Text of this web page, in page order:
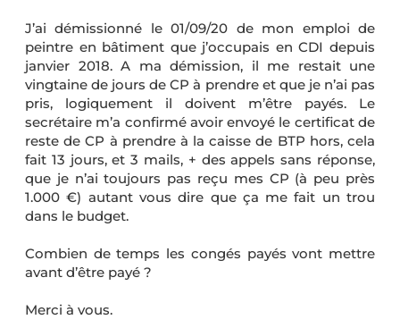
J’ai démissionné le 01/09/20 de mon emploi de
peintre en bâtiment que j’occupais en CDI depuis
janvier 2018. A ma démission, il me restait une
vingtaine de jours de CP à prendre et que je n’ai pas
pris, logiquement il doivent m’être payés. Le
secrétaire m’a confirmé avoir envoyé le certificat de
reste de CP à prendre à la caisse de BTP hors, cela
fait 13 jours, et 3 mails, + des appels sans réponse,
que je n’ai toujours pas reçu mes CP (à peu près
1.000 €) autant vous dire que ça me fait un trou
dans le budget.
Combien de temps les congés payés vont mettre
avant d’être payé ?
Merci à vous.